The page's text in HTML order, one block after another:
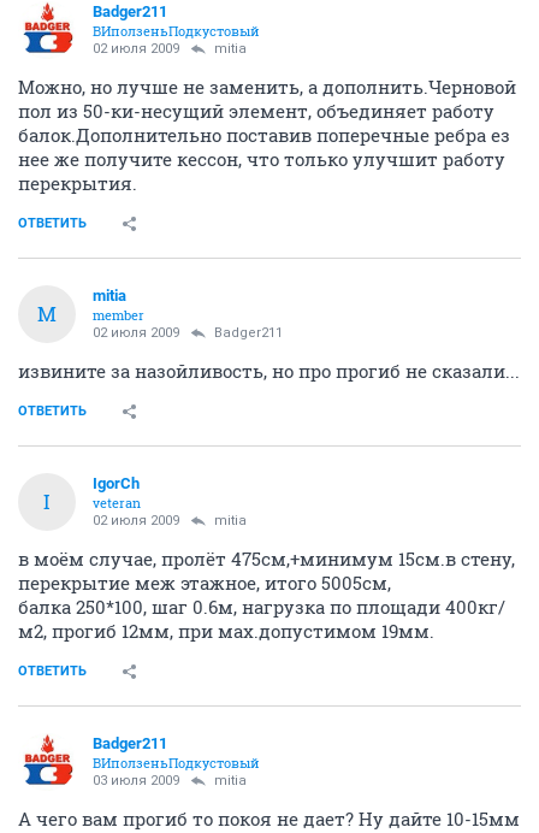
Badger211
ВИползеньПодкустовый
02 июля 2009 mitia
Можно, но лучше не заменить, а дополнить.Черновой
пол из 50-ки-несущий элемент, объединяет работу
балок.Дополнительно поставив поперечные ребра ез
нее же получите кессон, что только улучшит работу
перекрытия.
ОТВЕТИТЬ
M
mitia
member
02 июля 2009 Badger211
извините за назойливость, но про прогиб не сказали...
ОТВЕТИТЬ
I
IgorCh
veteran
02 июля 2009 mitia
в моём случае, пролёт 475см,+минимум 15см.в стену,
перекрытие меж этажное, итого 5005см,
балка 250*100, шаг 0.6м, нагрузка по площади 400кг/
м2, прогиб 12мм, при мах.допустимом 19мм.
ОТВЕТИТЬ
Badger211
ВИползеньПодкустовый
03 июля 2009 mitia
А чего вам прогиб то покоя не дает? Ну дайте 10-15мм